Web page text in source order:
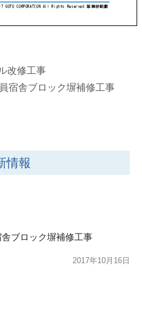
改修工事
宿舎ブロック塀補修工事
情報
ブロック塀補修工事
2017年10月16日